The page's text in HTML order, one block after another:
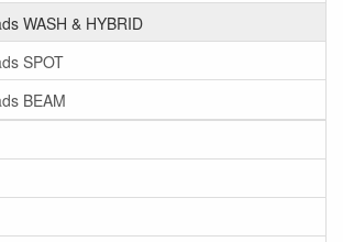
WASH & HYBRID
SPOT
BEAM